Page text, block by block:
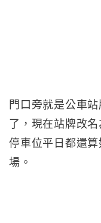
門口旁就是公車
了，現在站牌改
停車位平日都還
場。